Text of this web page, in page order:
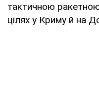
тактичною
цілях у Криму й на